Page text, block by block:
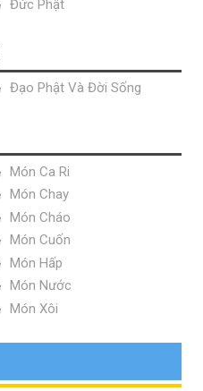
Đức Phật
Đạo Phật Và Đời Sống
Món Ca Ri
Món Chay
Món Cháo
Món Cuốn
Món Hấp
Món Nước
Món Xôi